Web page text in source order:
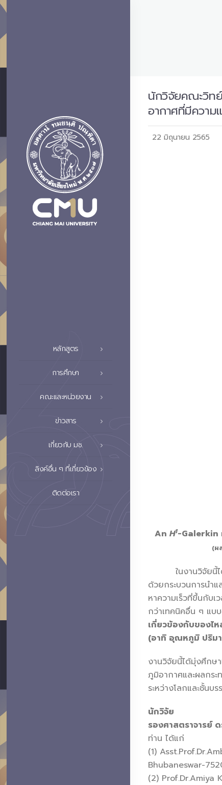
หลักสูตร
การศึกษา
คณะและหน่วยงาน
ข่าวสาร
เกี่ยวกับ มช.
ลิงค์อื่น ๆ ที่เกี่ยวข้อง
ติดต่อเรา
นักวิจัยคณะวิท
อากาศที่มีความ
22 มิถุนายน 2565
An H1-Galerkin
(ผ
ในงานวิจัยนี้ได้ศึก
ด้วยกระบวนการนำ
หาความเร็วที่ขึ้นกับ
กว่าเทคนิคอื่น ๆ แบ
เกี่ยวข้องกับของไ
(อาทิ อุณหภูมิ ปริม
งานวิจัยนี้ได้มุ่งศึกษ
ภูมิอากาศและผลกร
ระหว่างโลกและชั้น
นักวิจัย
รองศาสตราจารย์
ท่าน ได้แก่
(1)
Bhubaneswar-
(2)